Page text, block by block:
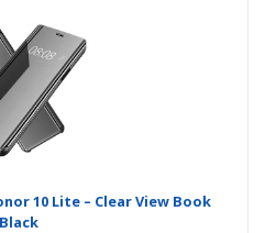
10 Lite – Clear View Book
Black